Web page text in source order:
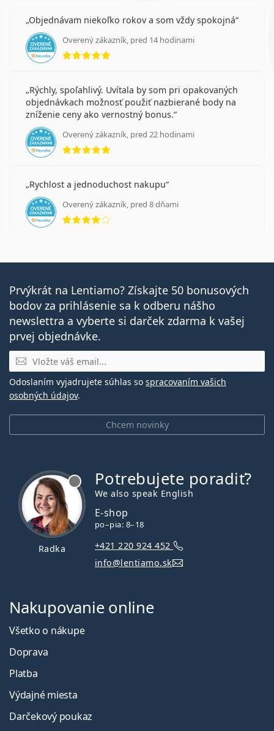
Objednávam niekoľko rokov a som vždy spokojná
Overený zákazník, pred 14 hodinami
hodnotenie 5 z 5
Rýchly, spoľahlivý. Uvítala by som pri opakovaných
objednávkach možnosť použiť nazbierané body na
zníženie ceny ako vernostný bonus.
Overený zákazník, pred 22 hodinami
hodnotenie 5 z 5
Rychlost a jednoduchost nakupu
Overený zákazník, pred 8 dňami
hodnotenie 4 z 5
Prvýkrát na Lentiamo? Získajte 50 bonusových
bodov za prihlásenie sa k odberu nášho
newslettra a vyberte si darček zdarma k vašej
prvej objednávke.
E-mail
Chcem novinky
Odoslaním vyjadrujete súhlas so spracovaním vašich
osobných údajov.
Radka
Potrebujete poradiť?
We also speak English
E-shop
po–pia: 8–18
+421 220 924 452
info@lentiamo.sk
Nakupovanie online
Všetko o nákupe
Doprava
Platba
Výdajné miesta
Darčekový poukaz